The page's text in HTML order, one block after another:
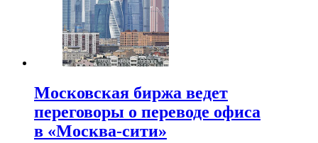
Московская биржа ведет
переговоры о переводе офиса
в «Москва-сити»